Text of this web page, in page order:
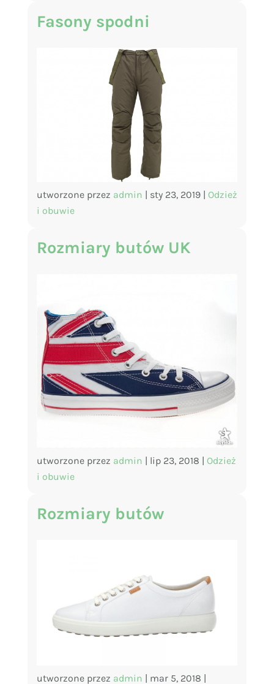
Fasony spodni
utworzone przez admin | sty 23, 2019| Odzież
i obuwie
Rozmiary butów UK
utworzone przez admin | lip 23, 2018 | Odzież
i obuwie
Rozmiary butów
utworzone przez admin | mar 5, 2018 |